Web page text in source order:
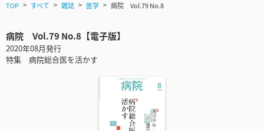
TOP すべて 雑誌 医学 病院 Vol.79 No.8
病院 Vol.79 No.8【電子版】
2020年08月発行
特集 病院総合医を活かす